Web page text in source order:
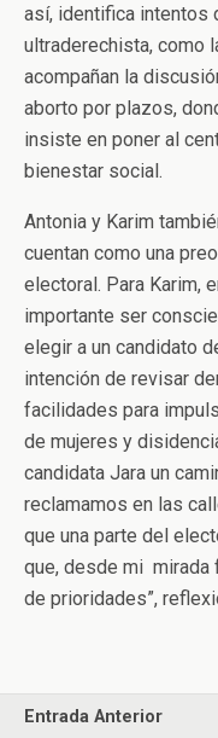
así, identifica intentos
ultraderechista, como
acompañan la
aborto por plazos,
insiste en poner al
bienestar social.
Antonia y Karim
cuentan como una
electoral. Para Karim,
importante ser
elegir a un candidato
intención de revisar
facilidades para
de mujeres y
candidata Jara un
reclamamos en las
que una parte del
que, desde mi mirada
de prioridades”,
Entrada Anterior